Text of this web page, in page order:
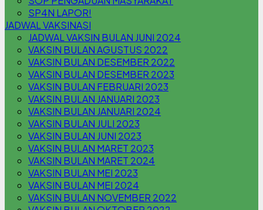
SP4N LAPOR!
JADWAL VAKSINASI
JADWAL VAKSIN BULAN JUNI 2024
VAKSIN BULAN AGUSTUS 2022
VAKSIN BULAN DESEMBER 2022
VAKSIN BULAN DESEMBER 2023
VAKSIN BULAN FEBRUARI 2023
VAKSIN BULAN JANUARI 2023
VAKSIN BULAN JANUARI 2024
VAKSIN BULAN JULI 2023
VAKSIN BULAN JUNI 2023
VAKSIN BULAN MARET 2023
VAKSIN BULAN MARET 2024
VAKSIN BULAN MEI 2023
VAKSIN BULAN MEI 2024
VAKSIN BULAN NOVEMBER 2022